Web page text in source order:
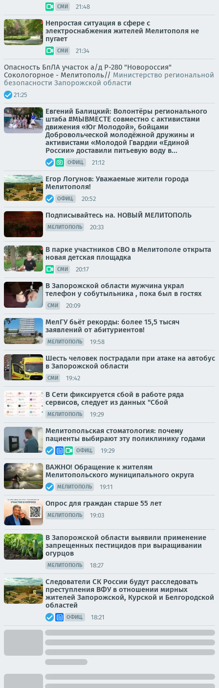
СМИ 21:48
Непростая ситуация в сфере с
электроснабжения жителей Мелитополя не
пугает
СМИ 21:34
Опасность БпЛА участок а/д Р-280 "Новороссия"
Сокологорное - Мелитополь// Министерство региональной
безопасности Запорожской области
21:25
Евгений Балицкий: Волонтёры регионального
штаба #МЫВМЕСТЕ совместно с активистами
движения «Юг Молодой», бойцами
Добровольческой молодёжной дружины и
активистами «Молодой Гвардии «Единой
России» доставили питьевую воду в...
ОФИЦ. 21:12
Егор Логунов: Уважаемые жители города
Мелитополя!
ОФИЦ. 20:52
Подписывайтесь на. НОВЫЙ МЕЛИТОПОЛЬ
МЕЛИТОПОЛЬ 20:33
В парке участников СВО в Мелитополе открыта
новая детская площадка
СМИ 20:17
В Запорожской области мужчина украл
телефон у собутыльника , пока был в гостях
СМИ 20:09
МелГУ бьёт рекорды: более 15,5 тысяч
заявлений от абитуриентов!
МЕЛИТОПОЛЬ 19:58
Шесть человек пострадали при атаке на автобус
в Запорожской области
СМИ 19:42
В Сети фиксируется сбой в работе ряда
сервисов, следует из данных "Сбой
МЕЛИТОПОЛЬ 19:29
Мелитопольская стоматология: почему
пациенты выбирают эту поликлинику годами
ОФИЦ. 19:29
ВАЖНО! Обращение к жителям
Мелитопольского муниципального округа
МЕЛИТОПОЛЬ 19:11
Опрос для граждан старше 55 лет
МЕЛИТОПОЛЬ 19:03
В Запорожской области выявили применение
запрещенных пестицидов при выращивании
огурцов
МЕЛИТОПОЛЬ 18:27
Следователи СК России будут расследовать
преступления ВФУ в отношении мирных
жителей Запорожской, Курской и Белгородской
областей
ОФИЦ. 18:21